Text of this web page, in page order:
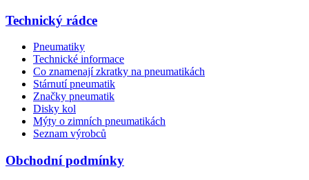
Technický rádce
Pneumatiky
Technické informace
Co znamenají zkratky na pneumatikách
Stárnutí pneumatik
Značky pneumatik
Disky kol
Mýty o zimních pneumatikách
Seznam výrobců
Obchodní podmínky